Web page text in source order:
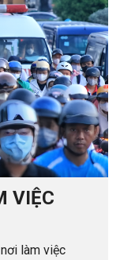
VIỆC
làm việc